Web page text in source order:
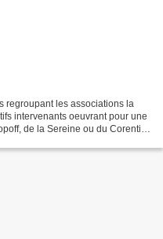
regroupant les associations la
intervenants oeuvrant pour une
de la Sereine ou du Corentin